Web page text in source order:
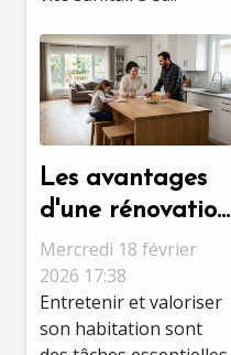
Les avantages
d'une rénovation
multiservices
pour maintenir
la valeur de
votre maison
Mercredi 18 février
2026 17:38
Entretenir et valoriser
son habitation sont